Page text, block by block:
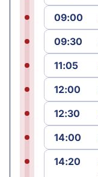
09:00
09:30
11:05
12:00
12:30
14:00
14:20